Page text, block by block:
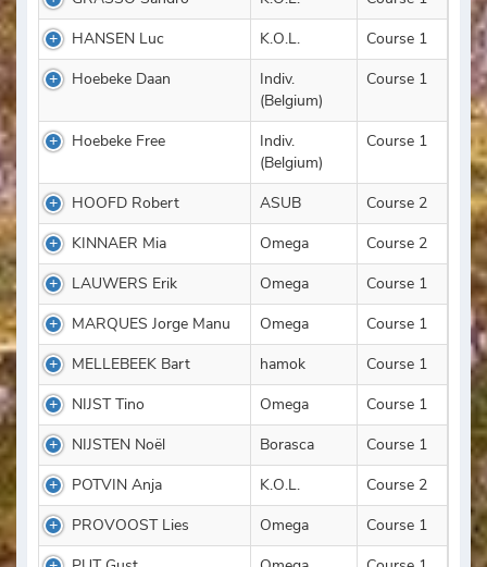
HANSEN Luc
K.O.L.
Course 1
Hoebeke Daan
Indiv.
(Belgium)
Course 1
Hoebeke Free
Indiv.
(Belgium)
Course 1
HOOFD Robert ASUB
Course 2
KINNAER Mia
Omega
Course 2
LAUWERS Erik
Omega
Course 1
MARQUES Jorge Manu
Omega
Course 1
MELLEBEEK Bart
hamok
Course 1
NIJST Tino
Omega
Course 1
NIJSTEN Noël
Borasca
Course 1
POTVIN Anja
K.O.L.
Course 2
PROVOOST Lies
Omega
Course 1